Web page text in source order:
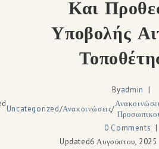
Και
Υποβολής
Byadmin
Uncategorized/Ανακοινώσεις/
0 Comments
Updated6 Αυγούστου, 2025